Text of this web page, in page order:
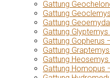
Gattung
Gattung Geoclemys
Gattung
Gattung
Gattung Gopherus
Gattung
Gattung
Gattung Homopus